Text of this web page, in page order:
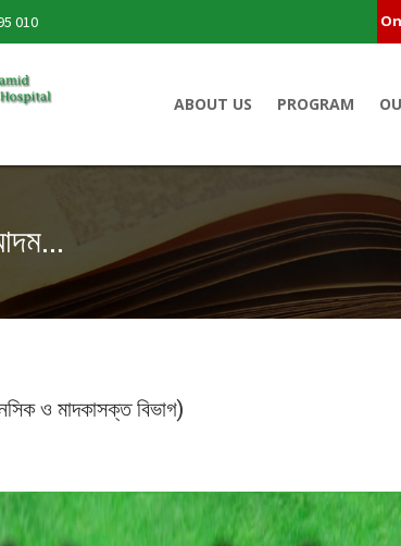
010
ABOUT US PROGRAM
ও মাদকাসক্ত বিভাগ)